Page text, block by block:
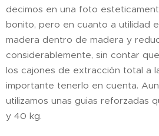
decimos en una foto
bonito, pero en cuanto a utilidad
madera dentro de madera y
considerablemente, sin contar
los cajones de extracción total a
importante tenerlo en cuenta.
utilizamos unas guias reforzadas
y 40 kg.